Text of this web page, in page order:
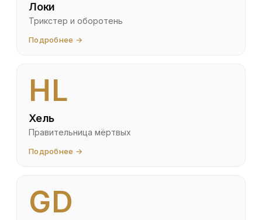
Локи
Трикстер и оборотень
Подробнее →
HL
Хель
Правительница мёртвых
Подробнее →
GD